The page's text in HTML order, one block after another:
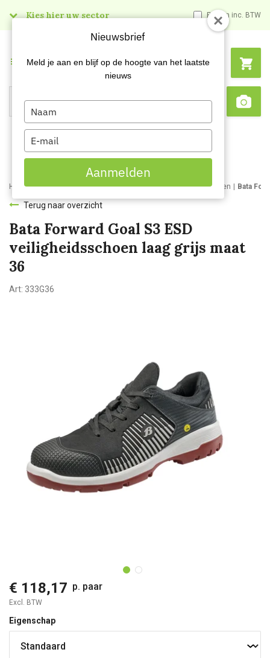
Kies hier uw sector Prijzen inc. BTW
Search
Menu
Home Webshop Werk- en veiligheidsschoenen Werkschoenen Bata
Terug naar overzicht
Bata Forward Goal S3 ESD
veiligheidsschoen laag grijs maat
36
Art: 333G36
€ 118,17 p. paar
Excl. BTW
Eigenschap
Nieuwsbrief
Meld je aan en blijf op de hoogte van het laatste
nieuws
Type
your
name
Type
your
email
Aanmelden